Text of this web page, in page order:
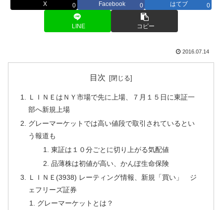
X 0 Facebook 0 はてブ 0
LINE コピー
2016.07.14
目次
ＬＩＮＥはＮＹ市場で先に上場、７月１５日に東証一
部へ新規上場
グレーマーケットでは高い値段で取引されているとい
う報道も
東証は１０分ごとに切り上がる気配値
品薄株は初値が高い、かんぽ生命保険
ＬＩＮＥ(3938) レーティング情報、新規「買い」 ジ
ェフリーズ証券
グレーマーケットとは？